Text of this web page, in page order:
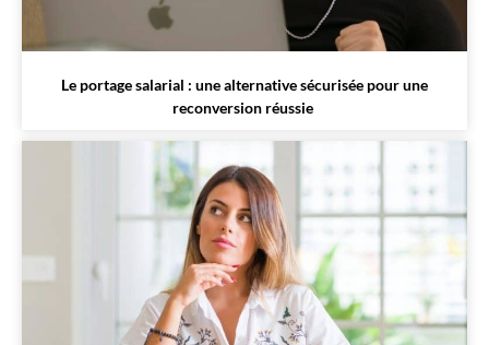
Le portage salarial : une alternative sécurisée pour une
reconversion réussie